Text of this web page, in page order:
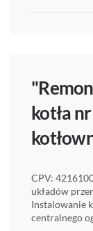
kotła
CPV:
układów
Instalowanie
centralnego